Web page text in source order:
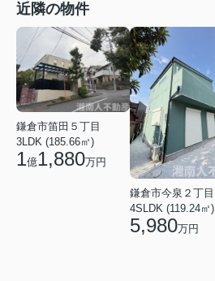
近隣の物件
鎌倉市笛田５丁目
3LDK (185.66㎡)
1億1,880万円
鎌倉市今泉２丁目
4SLDK (119.24㎡)
5,980万円